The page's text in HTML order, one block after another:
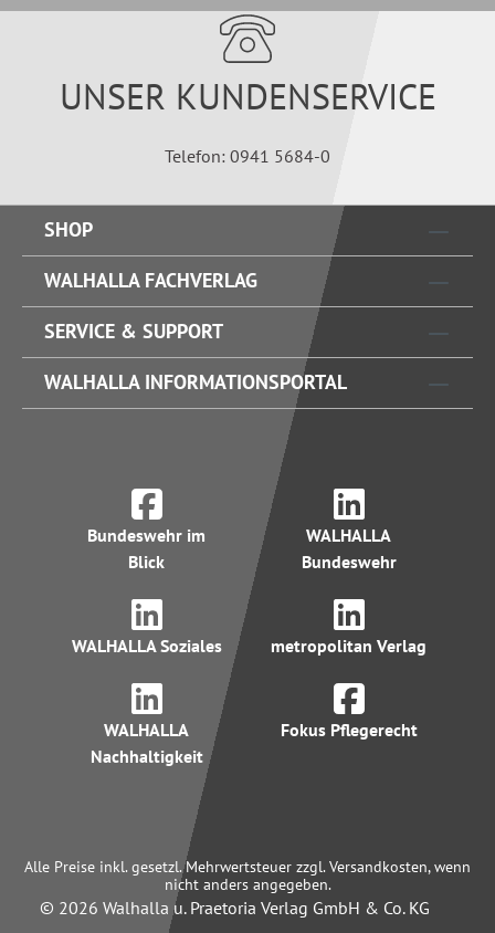
UNSER KUNDENSERVICE
Telefon: 0941 5684-0
SHOP
WALHALLA FACHVERLAG
SERVICE & SUPPORT
WALHALLA INFORMATIONSPORTAL
Bundeswehr im
Blick
WALHALLA
Bundeswehr
WALHALLA Soziales metropolitan Verlag
WALHALLA
Nachhaltigkeit
Fokus Pflegerecht
Alle Preise inkl. gesetzl. Mehrwertsteuer zzgl. Versandkosten, wenn
nicht anders angegeben.
© 2026 Walhalla u. Praetoria Verlag GmbH & Co. KG